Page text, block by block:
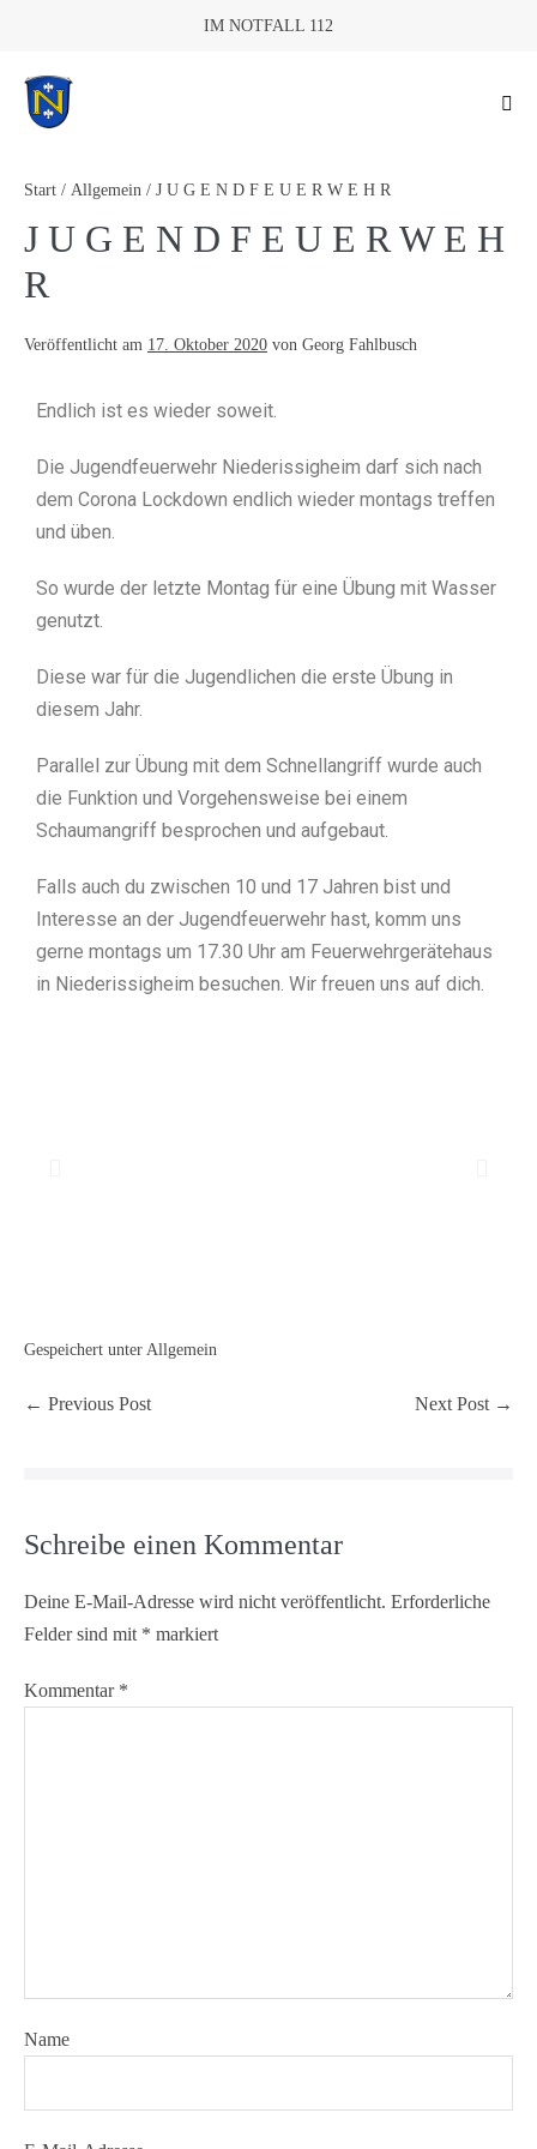
IM NOTFALL 112
Start / Allgemein / J U G E N D F E U E R W E H R
J U G E N D F E U E R W E H
R
Veröffentlicht am 17. Oktober 2020 von Georg Fahlbusch
Endlich ist es wieder soweit.
Die Jugendfeuerwehr Niederissigheim darf sich nach
dem Corona Lockdown endlich wieder montags treffen
und üben.
So wurde der letzte Montag für eine Übung mit Wasser
genutzt.
Diese war für die Jugendlichen die erste Übung in
diesem Jahr.
Parallel zur Übung mit dem Schnellangriff wurde auch
die Funktion und Vorgehensweise bei einem
Schaumangriff besprochen und aufgebaut.
Falls auch du zwischen 10 und 17 Jahren bist und
Interesse an der Jugendfeuerwehr hast, komm uns
gerne montags um 17.30 Uhr am Feuerwehrgerätehaus
in Niederissigheim besuchen. Wir freuen uns auf dich.
Gespeichert unter Allgemein
← Previous Post Next Post →
Schreibe einen Kommentar
Deine E-Mail-Adresse wird nicht veröffentlicht. Erforderliche
Felder sind mit * markiert
Kommentar *
Name